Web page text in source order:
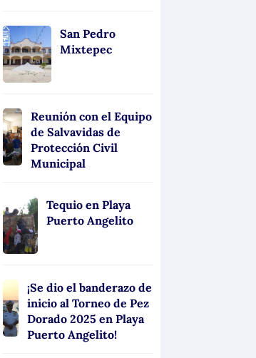
San Pedro
Mixtepec
Reunión con el Equipo
de Salvavidas de
Protección Civil
Municipal
Tequio en Playa
Puerto Angelito
¡Se dio el banderazo de
inicio al Torneo de Pez
Dorado 2025 en Playa
Puerto Angelito!